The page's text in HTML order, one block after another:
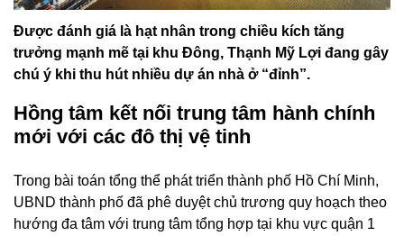
Được đánh giá là hạt nhân trong chiều kích tăng
trưởng mạnh mẽ tại khu Đông, Thạnh Mỹ Lợi đang gây
chú ý khi thu hút nhiều dự án nhà ở “đỉnh”.
Hồng tâm kết nối trung tâm hành chính
mới với các đô thị vệ tinh
Trong bài toán tổng thể phát triển thành phố Hồ Chí Minh,
UBND thành phố đã phê duyệt chủ trương quy hoạch theo
hướng đa tâm với trung tâm tổng hợp tại khu vực quận 1